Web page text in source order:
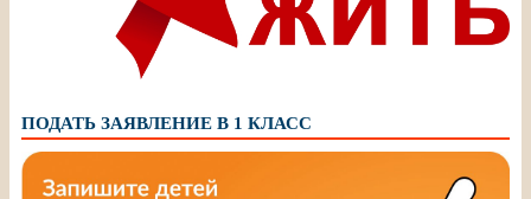
ПОДАТЬ ЗАЯВЛЕНИЕ В 1 КЛАСС